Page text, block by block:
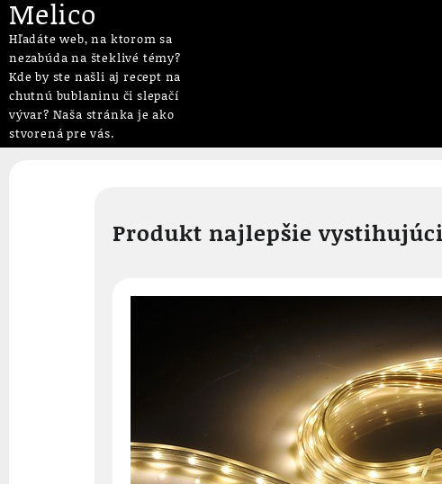
Melico
Hľadáte web, na ktorom sa
nezabúda na šteklivé témy?
Kde by ste našli aj recept na
chutnú bublaninu či slepačí
vývar? Naša stránka je ako
stvorená pre vás.
Produkt najlepšie